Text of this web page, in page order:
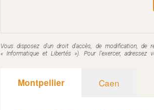
Vous disposez d'un droit d'accès, de modification,
« Informatique et Libertés »). Pour l'exercer,
Montpellier Caen